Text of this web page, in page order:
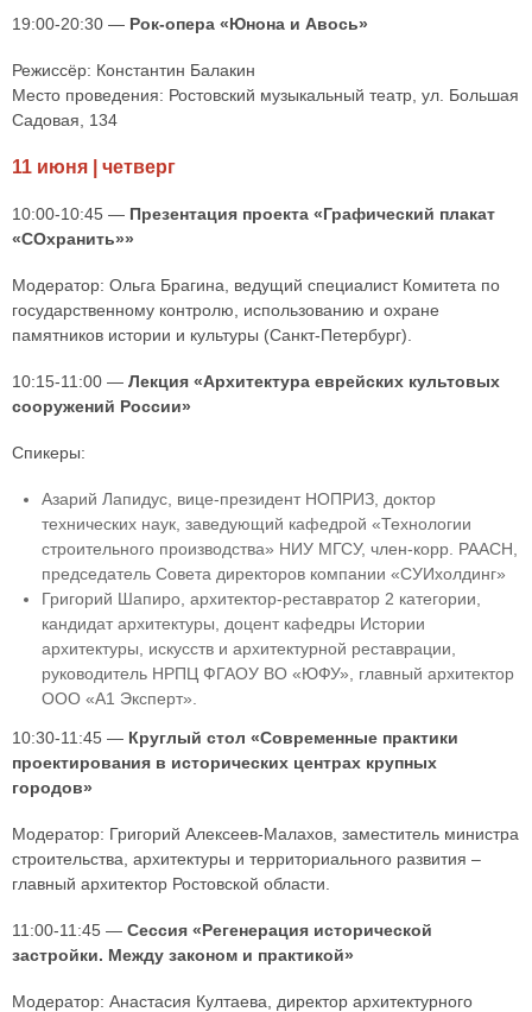
19:00-20:30 — Рок-опера «Юнона и Авось»
Режиссёр: Константин Балакин
Место проведения: Ростовский музыкальный театр, ул. Большая
Садовая, 134
11 июня | четверг
10:00-10:45 — Презентация проекта «Графический плакат
«СОхранить»»
Модератор: Ольга Брагина, ведущий специалист Комитета по
государственному контролю, использованию и охране
памятников истории и культуры (Санкт-Петербург).
10:15-11:00 — Лекция «Архитектура еврейских культовых
сооружений России»
Спикеры:
Азарий Лапидус, вице-президент НОПРИЗ, доктор
технических наук, заведующий кафедрой «Технологии
строительного производства» НИУ МГСУ, член-корр. РААСН,
председатель Совета директоров компании «СУИхолдинг»
Григорий Шапиро, архитектор-реставратор 2 категории,
кандидат архитектуры, доцент кафедры Истории
архитектуры, искусств и архитектурной реставрации,
руководитель НРПЦ ФГАОУ ВО «ЮФУ», главный архитектор
ООО «А1 Эксперт».
10:30-11:45 — Круглый стол «Современные практики
проектирования в исторических центрах крупных
городов»
Модератор: Григорий Алексеев-Малахов, заместитель министра
строительства, архитектуры и территориального развития –
главный архитектор Ростовской области.
11:00-11:45 — Сессия «Регенерация исторической
застройки. Между законом и практикой»
Модератор: Анастасия Култаева, директор архитектурного